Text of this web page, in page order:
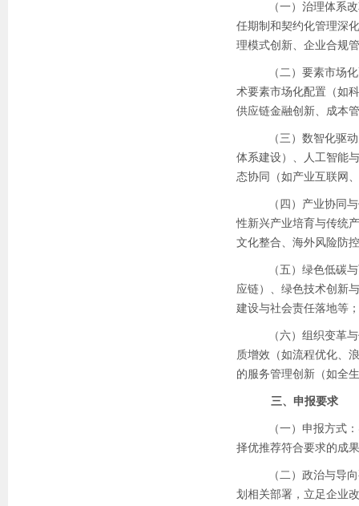
（一）治理体系
任期制和契约化管理深
理模式创新、企业合规
（二）要素市场
术要素市场化配置（如
供应链金融创新、成本
（三）数智化驱
体系建设）、人工智能
态协同（如产业互联网
（四）产业协同
性新兴产业培育与传统
文化整合、海外风险防
（五）绿色低碳
应链）、绿色技术创新
建设与社会责任落地等；
（六）组织变革
质增效（如流程优化、
的服务管理创新（如全
三、申报要求
（一）申报方式
择优推荐符合要求的成
（二）政治与导
划相关部署，立足企业